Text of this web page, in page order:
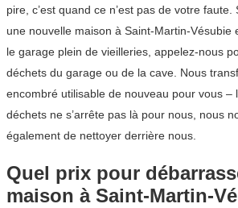
pire, c’est quand ce n’est pas de votre
une nouvelle maison à Saint-Martin-Vésubie
le garage plein de vieilleries, appelez-nous
déchets du garage ou de la cave. Nous
encombré utilisable de nouveau pour vous –
déchets ne s’arrête pas là pour nous, nous
également de nettoyer derrière nous.
Quel prix pour
maison à Saint-Martin-